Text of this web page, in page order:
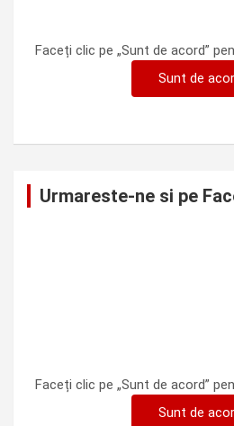
Faceți clic pe „Sunt de acord”
Sunt de
Urmareste-ne si pe
Faceți clic pe „Sunt de acord”
Sunt de